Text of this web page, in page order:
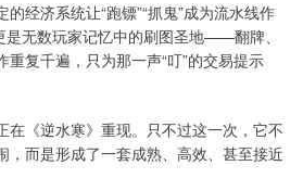
经济系统让“跑镖”“抓鬼”成为流水线作
是无数玩家记忆中的刷图圣地——翻牌、
复千遍，只为那一声“叮”的交易提示
在《逆水寒》重现。只不过这一次，它不
，而是形成了一套成熟、高效、甚至接近